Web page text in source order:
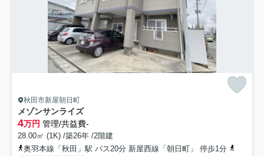
秋田市新屋朝日町
メゾンサンライズ
4万円 管理/共益費-
28.00㎡ (1K) /築26年 /2階建
奥羽本線「秋田」駅 バス20分 新屋西線「朝日町」 停歩1分